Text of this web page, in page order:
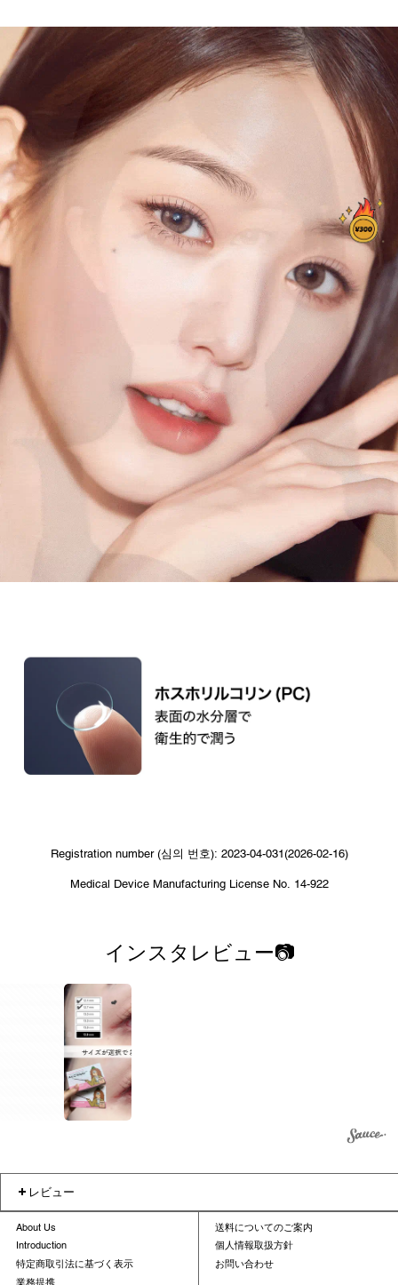
Registration number (심의 번호): 2023-04-031(2026-02-16)
Medical Device Manufacturing License No. 14-922
インスタレビュー📷
2
レビュー
About Us
Introduction
特定商取引法に基づく表示
業務提携
送料についてのご案内
個人情報取扱方針
お問い合わせ